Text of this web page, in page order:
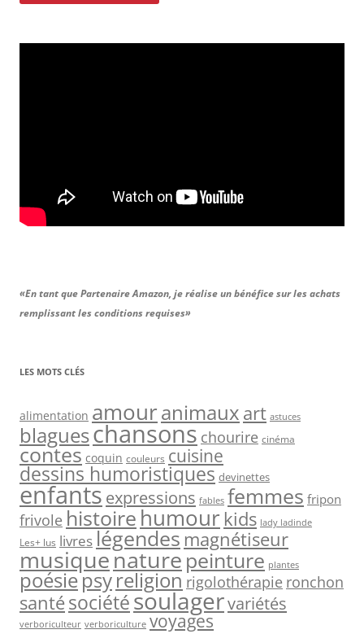
«En tant que Partenaire Amazon, je réalise un bénéfice sur les achats
remplissant les conditions requises»
LES MOTS CLÉS
alimentation amouranimaux art astuces
blagueschansons chourire cinéma
contes coquin couleurs cuisine
dessins humoristiques devinettes
enfantsexpressions fables femmes fripon
frivole histoire humour kids lady ladinde
Les+ lus livreslégendes magnétiseur
musiquenature peinture plantes
poésiepsyreligion rigolothérapie ronchon
santésociétésoulagervariétés
verboriculteur verboriculture voyages